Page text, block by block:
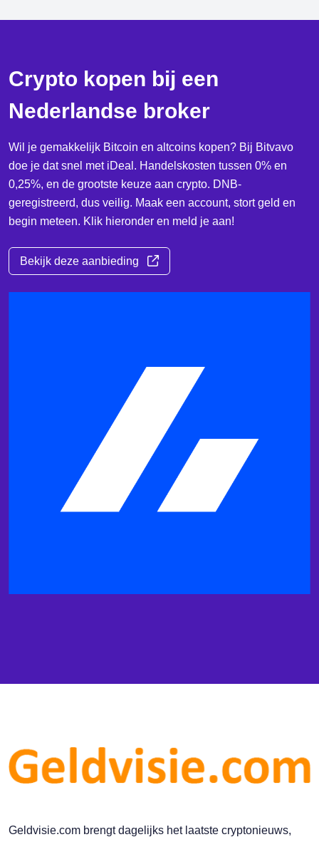
Crypto kopen bij een
Nederlandse broker
Wil je gemakkelijk Bitcoin en altcoins kopen? Bij Bitvavo
doe je dat snel met iDeal. Handelskosten tussen 0% en
0,25%, en de grootste keuze aan crypto. DNB-
geregistreerd, dus veilig. Maak een account, stort geld en
begin meteen. Klik hieronder en meld je aan!
Bekijk deze aanbieding
Geldvisie.com brengt dagelijks het laatste cryptonieuws,